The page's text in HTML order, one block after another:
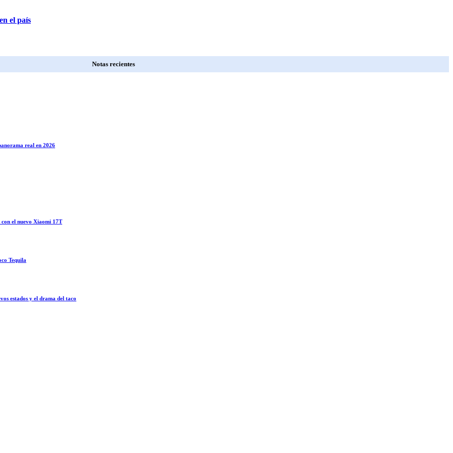
el país
Notas recientes
real en 2026
el nuevo Xiaomi 17T
Tequila
estados y el drama del taco